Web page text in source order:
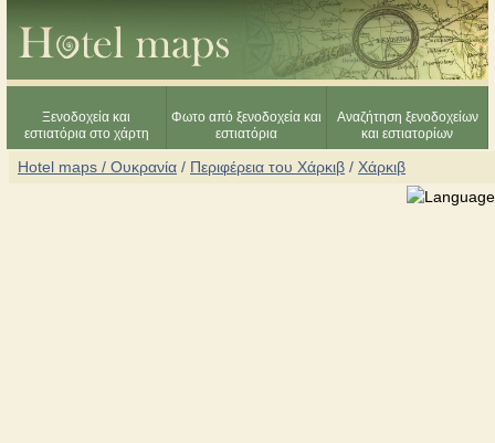
Ξενοδοχεία και
εστιατόρια στο χάρτη
Φωτο από ξενοδοχεία και
εστιατόρια
Αναζήτηση ξενοδοχείων
και εστιατορίων
Hotel maps / Ουκρανία / Περιφέρεια του Χάρκιβ / Χάρκιβ